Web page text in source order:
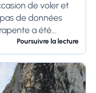
de voler et
de données
a été
Poursuivre la lecture